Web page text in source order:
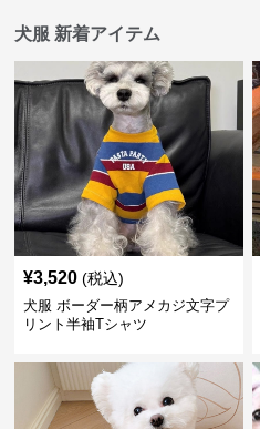
犬服 新着アイテム
¥3,520 (税込)
犬服 ボーダー柄アメカジ文字プ
リント半袖Tシャツ